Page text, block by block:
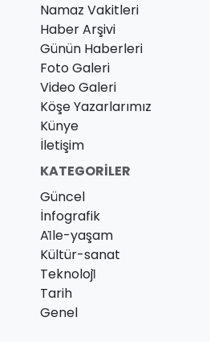
Namaz Vakitleri
Haber Arşivi
Günün Haberleri
Foto Galeri
Video Galeri
Köşe Yazarlarımız
Künye
İletişim
KATEGORILER
Güncel
İnfografik
Ai̇le-yaşam
Kültür-sanat
Teknoloji̇
Tarih
Genel